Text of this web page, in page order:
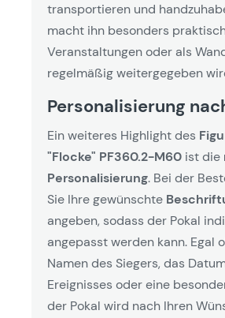
transportieren und
macht ihn besonders
Veranstaltungen oder als
regelmäßig weitergegeben
Personalisierung
Ein weiteres Highlight des
"Flocke" PF360.2-M60 ist die
Personalisierung. Bei der
Sie Ihre gewünschte
angeben, sodass der Pokal
angepasst werden kann. Egal
Namen des Siegers, das
Ereignisses oder eine
der Pokal wird nach Ihren